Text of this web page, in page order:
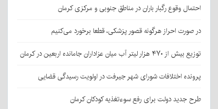
احتمال وقوع رگبار باران در مناطق جنوبی و مرکزی کرمان
در صورت احراز هرگونه قصور پزشکی، قطعا برخورد می‌کنیم
توزیع بیش از ۴۷۰ هزار لیتر آب میان عزاداران جامانده اربعین در کرمان
پرونده اختلافات شورای شهر جیرفت در اولویت رسیدگی قضایی
طرح جدید دولت برای رفع سوءتغذیه کودکان کرمان